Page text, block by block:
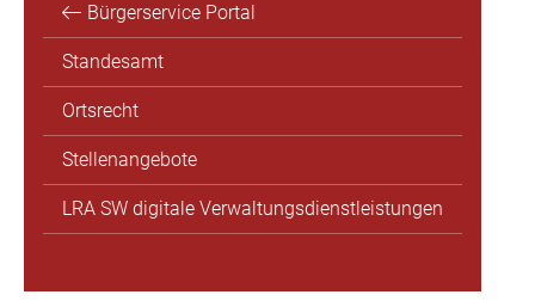
Bürgerservice Portal
Standesamt
Ortsrecht
Stellenangebote
LRA SW digitale Verwaltungsdienstleistungen